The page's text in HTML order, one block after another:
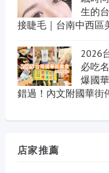
生的
接睫毛｜台南中西區
2026
必吃
爆國
錯過！內文附國華街
店家推薦